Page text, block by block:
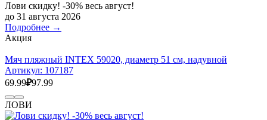
Лови скидку! -30% весь август!
до 31 августа 2026
Подробнее →
Акция
Мяч пляжный INTEX 59020, диаметр 51 см, надувной
Артикул: 107187
69.99₽97.99
ЛОВИ